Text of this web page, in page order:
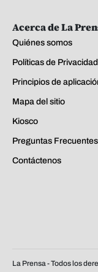
Acerca de La
Quiénes somos
Políticas de Privacidad
Principios de
Mapa del sitio
Kiosco
Preguntas Frecuentes
Contáctenos
La Prensa - Todos los